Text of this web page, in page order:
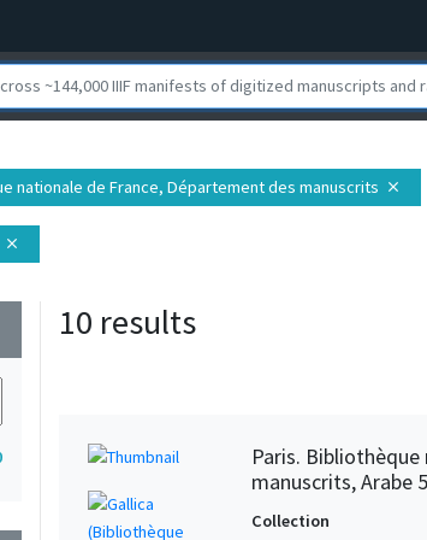
nationale de France, Département des manuscrits close
close
10 results
Paris.
manuscrits, Arabe
Collection